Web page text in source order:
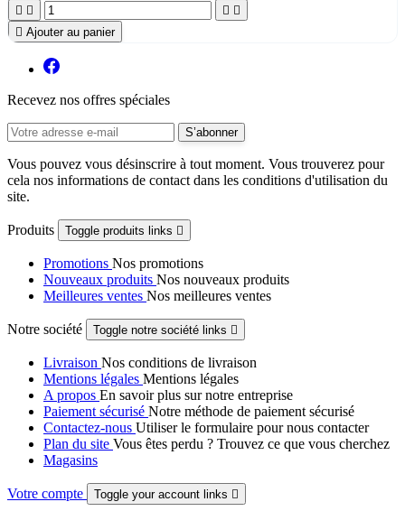
   
 Ajouter au panier
Recevez nos offres spéciales
Vous pouvez vous désinscrire à tout moment. Vous trouverez pour
cela nos informations de contact dans les conditions d'utilisation du
site.
Produits Toggle produits links 
Promotions Nos promotions
Nouveaux produits Nos nouveaux produits
Meilleures ventes Nos meilleures ventes
Notre société Toggle notre société links 
Livraison Nos conditions de livraison
Mentions légales Mentions légales
A propos En savoir plus sur notre entreprise
Paiement sécurisé Notre méthode de paiement sécurisé
Contactez-nous Utiliser le formulaire pour nous contacter
Plan du site Vous êtes perdu ? Trouvez ce que vous cherchez
Magasins
Votre compte Toggle your account links 